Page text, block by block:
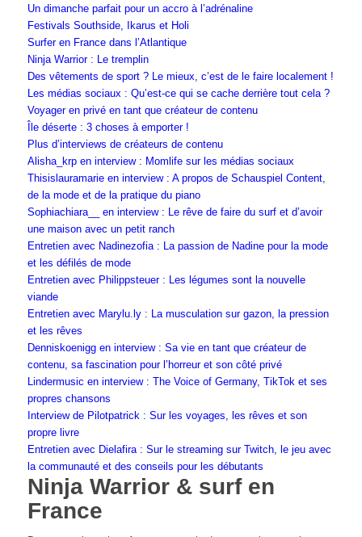
Un dimanche parfait pour un accro à l’adrénaline
Festivals Southside, Ikarus et Holi
Surfer en France dans l’Atlantique
Ninja Warrior : Le tremplin
Des vêtements de sport ? Le mieux, c’est de le faire localement !
Les médias sociaux : Qu’est-ce qui se cache derrière tout cela ?
Voyager en privé en tant que créateur de contenu
Île déserte : 3 choses à emporter !
Plus d’interviews de créateurs de contenu
Alisha_krp en interview : Momlife sur les médias sociaux
Thisislauramarie en interview : A propos de Schauspiel Content,
de la mode et de la pratique du piano
Sophiachiara__ en interview : Le rêve de faire du surf et d’avoir
une maison avec un petit ranch
Entretien avec Nadinezofia : La passion de Nadine pour la mode
et les défilés de mode
Entretien avec Philippsteuer : Les légumes sont la nouvelle
viande
Entretien avec Marylu.ly : La musculation sur gazon, la pression
et les rêves
Denniskoenigg en interview : Sa vie en tant que créateur de
contenu, sa fascination pour l’horreur et son côté privé
Lindermusic en interview : The Voice of Germany, TikTok et ses
propres chansons
Interview de Pilotpatrick : Sur les voyages, les rêves et son
propre livre
Entretien avec Dielafira : Sur le streaming sur Twitch, le jeu avec
la communauté et des conseils pour les débutants
Ninja Warrior & surf en
France